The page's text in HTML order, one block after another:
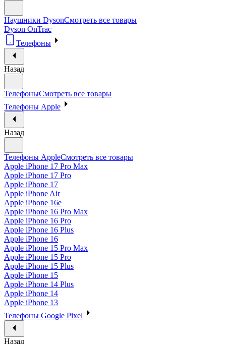
Наушники DysonСмотреть все товары
Dyson OnTrac
Телефоны
Назад
ТелефоныСмотреть все товары
Телефоны Apple
Назад
Телефоны AppleСмотреть все товары
Apple iPhone 17 Pro Max
Apple iPhone 17 Pro
Apple iPhone 17
Apple iPhone Air
Apple iPhone 16e
Apple iPhone 16 Pro Max
Apple iPhone 16 Pro
Apple iPhone 16 Plus
Apple iPhone 16
Apple iPhone 15 Pro Max
Apple iPhone 15 Pro
Apple iPhone 15 Plus
Apple iPhone 15
Apple iPhone 14 Plus
Apple iPhone 14
Apple iPhone 13
Телефоны Google Pixel
Назад